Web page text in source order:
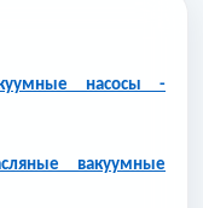
насосы -
вакуумные